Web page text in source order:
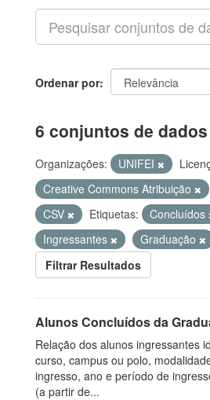
Ordenar por
6 conjuntos de
Organizações: UNIFEI
Creative Commons Atribuição
CSV
Etiquetas:
Concluídos
Ingressantes
Graduação
Filtrar Resultados
Alunos Concluídos da
Relação dos alunos ingressantes
curso, campus ou polo,
ingresso, ano e período de
(a partir de...